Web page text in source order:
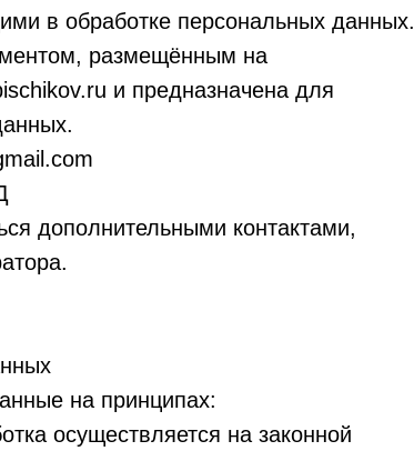
в обработке персональных данных.
размещённым на
и предназначена для
дополнительными контактами,
на принципах:
осуществляется на законной